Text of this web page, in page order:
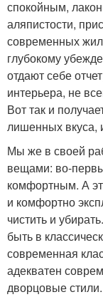
спокойным,
аляпистости,
современных
глубокому
отдают себе
интерьера, не
Вот так и
лишенных вкуса,
Мы же в своей
вещами: во-
комфортным. А
и комфортно
чистить и
быть в
современная
адекватен
дворцовые стили.